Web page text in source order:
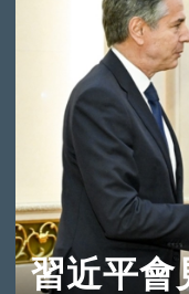
習近平會